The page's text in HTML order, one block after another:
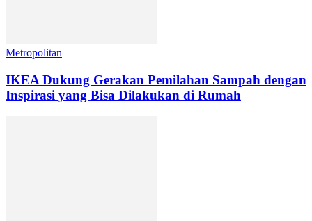
Metropolitan
IKEA Dukung Gerakan Pemilahan Sampah dengan
Inspirasi yang Bisa Dilakukan di Rumah